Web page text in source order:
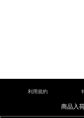
利用規約
商品入